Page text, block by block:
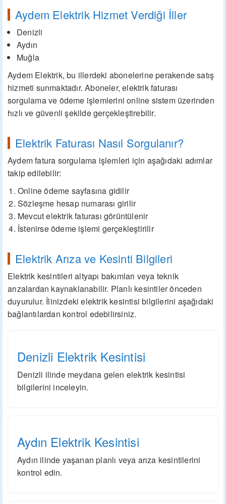
Aydem Elektrik Hizmet Verdiği İller
Denizli
Aydın
Muğla
Aydem Elektrik, bu illerdeki abonelerine perakende satış
hizmeti sunmaktadır. Aboneler, elektrik faturası
sorgulama ve ödeme işlemlerini online sistem üzerinden
hızlı ve güvenli şekilde gerçekleştirebilir.
Elektrik Faturası Nasıl Sorgulanır?
Aydem fatura sorgulama işlemleri için aşağıdaki adımlar
takip edilebilir:
Online ödeme sayfasına gidilir
Sözleşme hesap numarası girilir
Mevcut elektrik faturası görüntülenir
İstenirse ödeme işlemi gerçekleştirilir
Elektrik Arıza ve Kesinti Bilgileri
Elektrik kesintileri altyapı bakımları veya teknik
arızalardan kaynaklanabilir. Planlı kesintiler önceden
duyurulur. İlinizdeki elektrik kesintisi bilgilerini aşağıdaki
bağlantılardan kontrol edebilirsiniz.
Denizli Elektrik Kesintisi
Denizli ilinde meydana gelen elektrik kesintisi
bilgilerini inceleyin.
Aydın Elektrik Kesintisi
Aydın ilinde yaşanan planlı veya arıza kesintilerini
kontrol edin.